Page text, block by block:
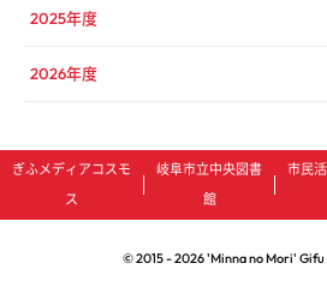
2025年度
2026年度
ぎふメディアコスモ
ス
岐阜市立中央図書
館
市民
© 2015 -2026'Minna no Mori' Gifu